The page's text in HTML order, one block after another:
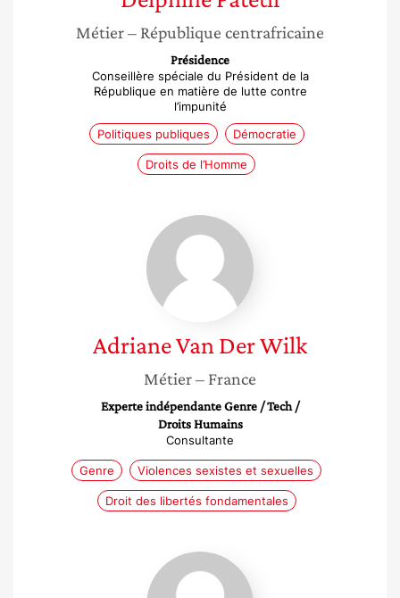
Métier– République centrafricaine
Présidence
Conseillère spéciale du Président de la
République en matière de lutte contre
l’impunité
Politiques publiques
Démocratie
Droits de l’Homme
Adriane
Van
Wilk
AdrianeVan Der Wilk
Métier– France
Experte indépendante Genre / Tech /
Droits Humains
Consultante
Genre Violences sexistes et sexuelles
Droit des libertés fondamentales
Edith
Bardel